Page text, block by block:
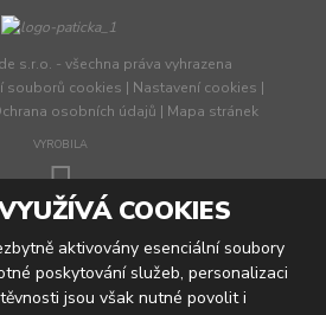
s.r.o. - všechna práva vyhrazena
souborů cookies | Nastavení cookies |
osobních údajů | Mapa stránek
VYROBILA
údajů a smluvní podmínky
Google.
COOKIES
aktivovány esenciální soubory
poskytování služeb, personalizaci
jsou však nutné povolit i